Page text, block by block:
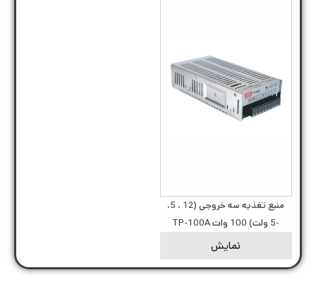
منبع تغذیه سه خروجی (12 ، 5،
-5 ولت) 100 وات TP-100A
نمایش